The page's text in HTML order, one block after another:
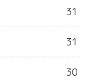
31
31
30